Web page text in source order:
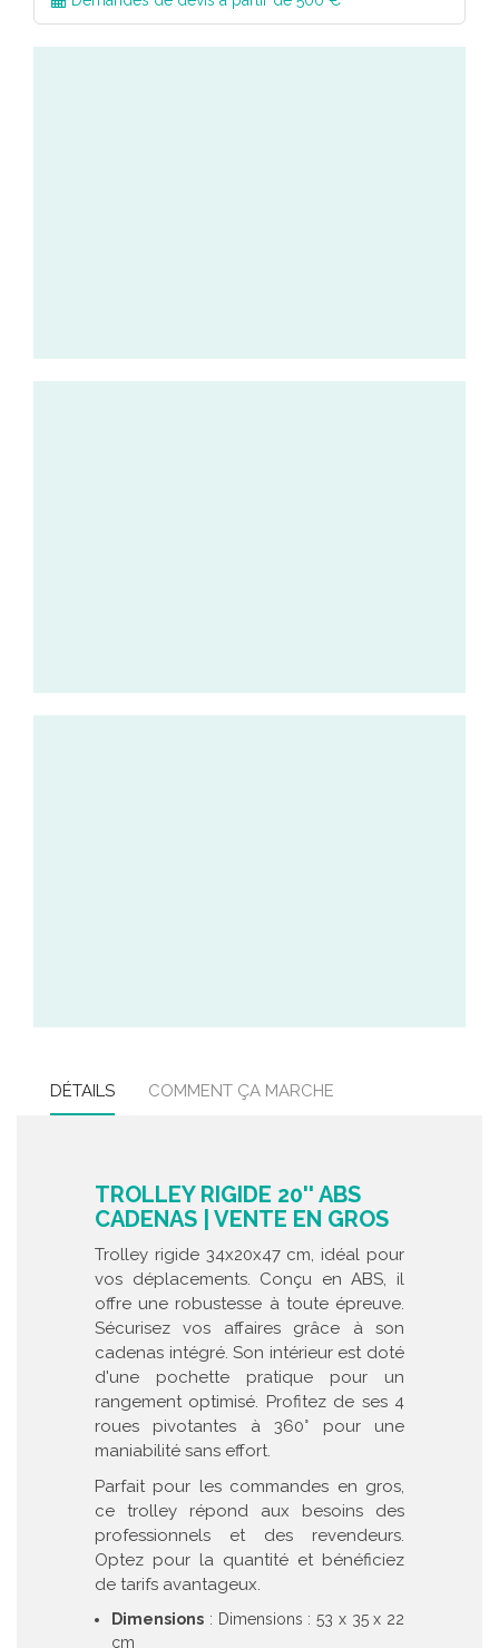
DÉTAILS COMMENT ÇA MARCHE
TROLLEY RIGIDE 20'' ABS
CADENAS | VENTE EN GROS
Trolley rigide 34x20x47 cm, idéal pour
vos déplacements. Conçu en ABS, il
offre une robustesse à toute épreuve.
Sécurisez vos affaires grâce à son
cadenas intégré. Son intérieur est doté
d'une pochette pratique pour un
rangement optimisé. Profitez de ses 4
roues pivotantes à 360° pour une
maniabilité sans effort.
Parfait pour les commandes en gros,
ce trolley répond aux besoins des
professionnels et des revendeurs.
Optez pour la quantité et bénéficiez
de tarifs avantageux.
Dimensions : Dimensions : 53 x 35 x 22
cm